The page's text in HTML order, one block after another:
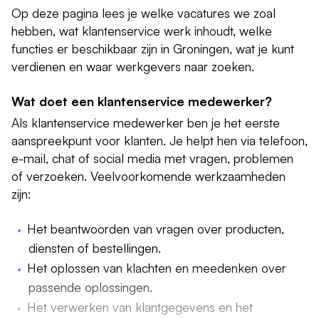
Op deze pagina lees je welke vacatures we zoal
hebben, wat klantenservice werk inhoudt, welke
functies er beschikbaar zijn in Groningen, wat je kunt
verdienen en waar werkgevers naar zoeken.
Wat doet een klantenservice medewerker?
Als klantenservice medewerker ben je het eerste
aanspreekpunt voor klanten. Je helpt hen via telefoon,
e-mail, chat of social media met vragen, problemen
of verzoeken. Veelvoorkomende werkzaamheden
zijn:
Het beantwoorden van vragen over producten,
diensten of bestellingen.
Het oplossen van klachten en meedenken over
passende oplossingen.
Het verwerken van klantgegevens en het